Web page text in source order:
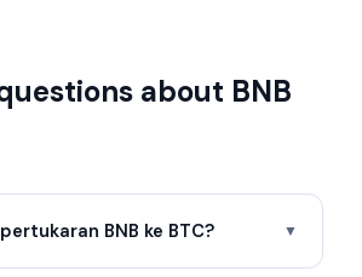
about BNB
BNB ke BTC? ▼